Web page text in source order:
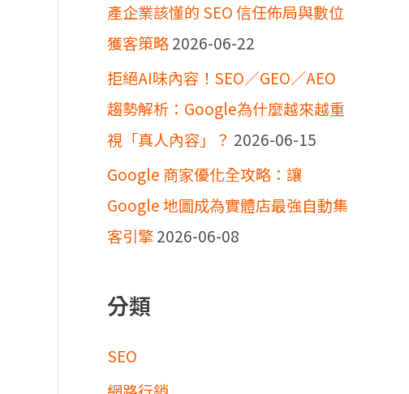
產企業該懂的 SEO 信任佈局與數位
獲客策略2026-06-22
拒絕AI味內容！SEO／GEO／AEO
趨勢解析：Google為什麼越來越重
視「真人內容」？ 2026-06-15
Google 商家優化全攻略：讓
Google 地圖成為實體店最強自動集
客引擎2026-06-08
分類
SEO